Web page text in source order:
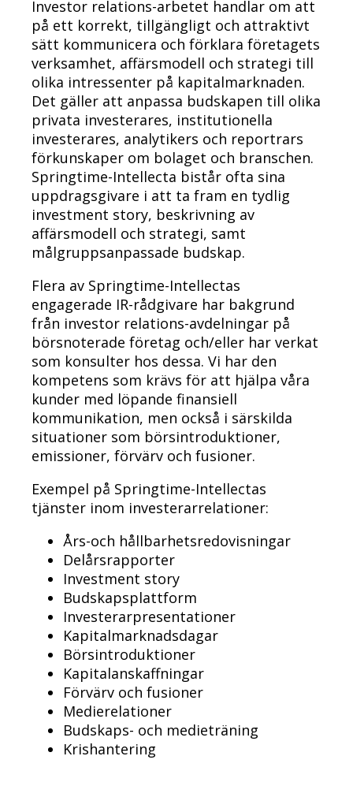
Investor relations-arbetet handlar om att
på ett korrekt, tillgängligt och attraktivt
sätt kommunicera och förklara företagets
verksamhet, affärsmodell och strategi till
olika intressenter på kapitalmarknaden.
Det gäller att anpassa budskapen till olika
privata investerares, institutionella
investerares, analytikers och reportrars
förkunskaper om bolaget och branschen.
Springtime-Intellecta bistår ofta sina
uppdragsgivare i att ta fram en tydlig
investment story, beskrivning av
affärsmodell och strategi, samt
målgruppsanpassade budskap.
Flera av Springtime-Intellectas
engagerade IR-rådgivare har bakgrund
från investor relations-avdelningar på
börsnoterade företag och/eller har verkat
som konsulter hos dessa. Vi har den
kompetens som krävs för att hjälpa våra
kunder med löpande finansiell
kommunikation, men också i särskilda
situationer som börsintroduktioner,
emissioner, förvärv och fusioner.
Exempel på Springtime-Intellectas
tjänster inom investerarrelationer:
Års-och hållbarhetsredovisningar
Delårsrapporter
Investment story
Budskapsplattform
Investerarpresentationer
Kapitalmarknadsdagar
Börsintroduktioner
Kapitalanskaffningar
Förvärv och fusioner
Medierelationer
Budskaps- och medieträning
Krishantering